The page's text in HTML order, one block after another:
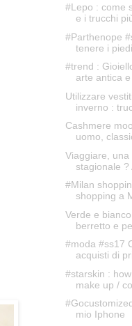
#Lepo : come
e i trucchi
#Parthenope
tenere i piedi
#trend :
arte antica e
Utilizzare
inverno :
Cashmere
uomo,
Viaggiare, una
stagionale ?
#Milan
shopping a
Verde e
berretto e
#moda #ss17
acquisti di
#starskin :
make up /
mio Iphone